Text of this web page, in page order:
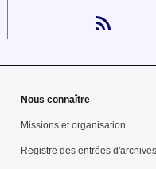
Nous connaître
Missions et organisation
Registre des entrées d'archives